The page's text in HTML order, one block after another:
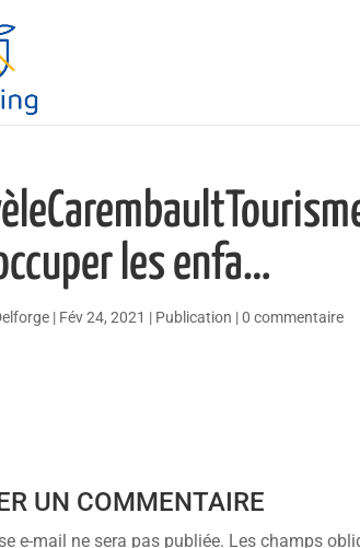
les enfa…
| Fév 24, 2021 | Publication |0 commentaire
UN COMMENTAIRE
e-mail ne sera pas publiée. Les champs